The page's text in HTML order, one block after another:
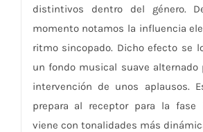
distintivos dentro del género.
momento notamos la influencia
ritmo sincopado. Dicho efecto se
un fondo musical suave alternado
intervención de unos aplausos.
prepara al receptor para la fase
viene con tonalidades más